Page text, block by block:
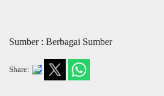
Sumber : Berbagai Sumber
Share: